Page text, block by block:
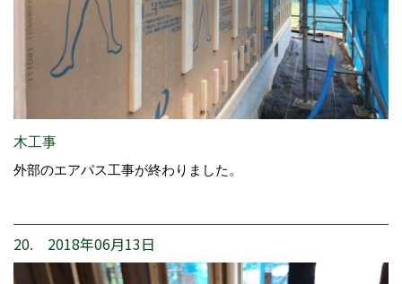
木工事
外部のエアパス工事が終わりました。
20. 2018年06月13日